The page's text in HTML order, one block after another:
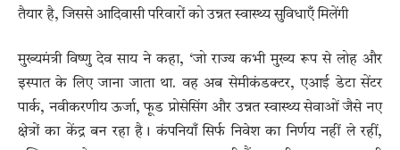
तैयार है, जिससे आदिवासी परिवारों को उन्नत स्वास्थ्य सुविधाएँ मिलेंगी
मुख्यमंत्री विष्णु देव साय ने कहा, ‘जो राज्य कभी मुख्य रूप से लोह और
इस्पात के लिए जाना जाता था. वह अब सेमीकंडक्टर, एआई डेटा सेंटर
पार्क, नवीकरणीय ऊर्जा, फूड प्रोसेसिंग और उन्नत स्वास्थ्य सेवाओं जैसे नए
क्षेत्रों का केंद्र बन रहा है। कंपनियाँ सिर्फ निवेश का निर्णय नहीं ले रहीं,